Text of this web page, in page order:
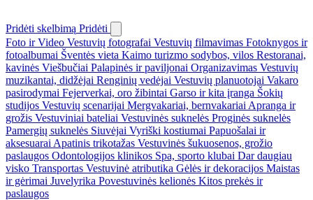
Pridėti skelbimą Pridėti
Foto ir Video Vestuvių fotografai Vestuvių filmavimas Fotoknygos ir
fotoalbumai Šventės vieta Kaimo turizmo sodybos, vilos Restoranai,
kavinės Viešbučiai Palapinės ir paviljonai Organizavimas Vestuvių
muzikantai, didžėjai Renginių vedėjai Vestuvių planuotojai Vakaro
pasirodymai Fejerverkai, oro žibintai Garso ir kita įranga Šokių
studijos Vestuvių scenarijai Mergvakariai, bernvakariai Apranga ir
grožis Vestuviniai bateliai Vestuvinės suknelės Proginės suknelės
Pamergių suknelės Siuvėjai Vyriški kostiumai Papuošalai ir
aksesuarai Apatinis trikotažas Vestuvinės šukuosenos, grožio
paslaugos Odontologijos klinikos Spa, sporto klubai Dar daugiau
visko Transportas Vestuvinė atributika Gėlės ir dekoracijos Maistas
ir gėrimai Juvelyrika Povestuvinės kelionės Kitos prekės ir
paslaugos